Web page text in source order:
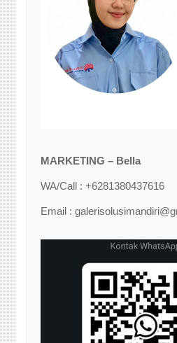
MARKETING – Bella
WA/Call : +6281380437616
Email :